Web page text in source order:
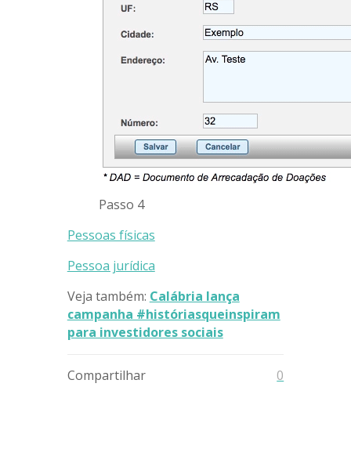
Passo 4
Pessoas físicas
Pessoa jurídica
Veja também: Calábria lança
campanha #históriasqueinspiram
para investidores sociais
Compartilhar 0